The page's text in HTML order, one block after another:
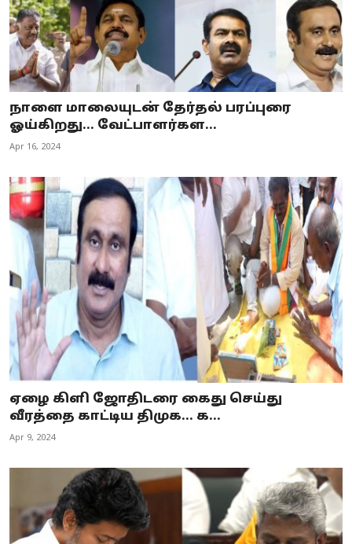
நாளை மாலையுடன் தேர்தல் பரப்புரை
ஓய்கிறது... வேட்பாளர்கள...
Apr 16, 2024
ஏழை கிளி ஜோதிடரை கைது செய்து
வீரத்தை காட்டிய திமுக... க...
Apr 9, 2024